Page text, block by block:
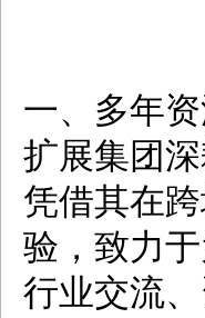
一、多年
扩展集团
凭借其在
验，致力
行业交流